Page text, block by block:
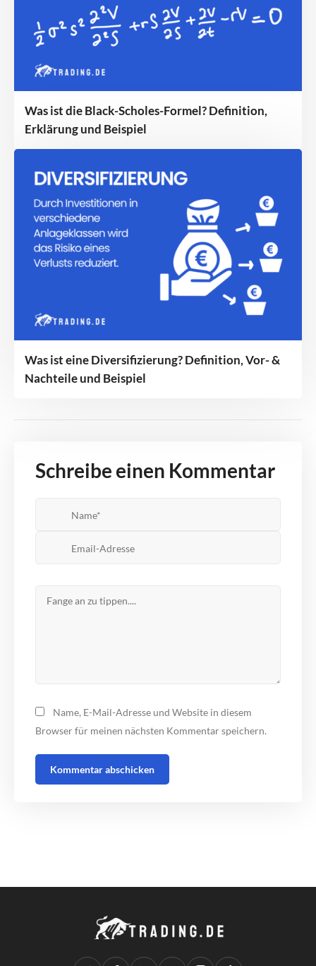
Was ist die Black-Scholes-Formel? Definition,
Erklärung und Beispiel
Was ist eine Diversifizierung? Definition, Vor- &
Nachteile und Beispiel
Schreibe einen Kommentar
Name, E-Mail-Adresse und Website in diesem
Browser für meinen nächsten Kommentar speichern.